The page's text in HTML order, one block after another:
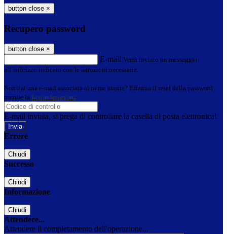
button close ×
Recupero password
button close ×
E-mail Verrà inviato un messaggio
all'indirizzo indicato con le istruzioni necessarie.
Non hai una e-mail associata al nome utente? Effettua il reset della password
tramite la Login Spaggiari
E-mail inviata, si prega di controllare la casella di posta elettronica!
Errore
Chiudi
Successo
Chiudi
Informazione
Chiudi
Attendere...
Attendere il completamento dell'operazione...